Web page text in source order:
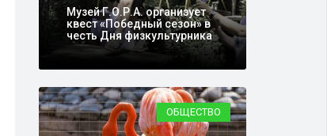
Музей Г.О.Р.А. организует
квест «Победный сезон» в
честь Дня физкультурника
ОБЩЕСТВО